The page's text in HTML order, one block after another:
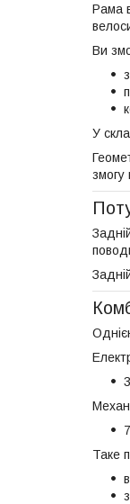
Рама
Ви
У
змогу
Таке